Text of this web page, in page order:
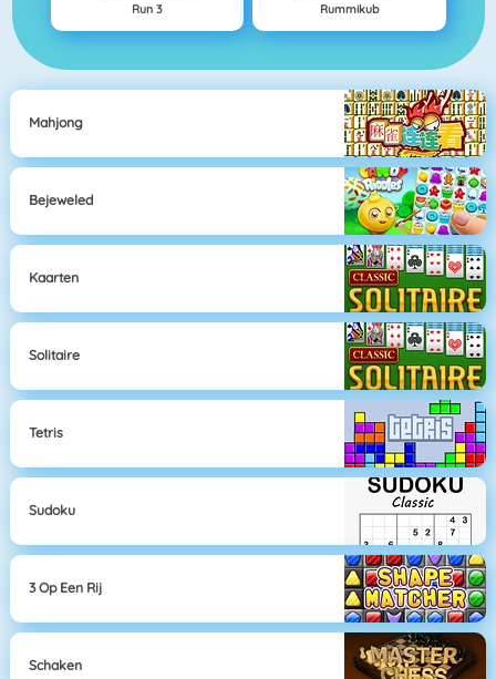
Run 3 Rummikub
Mahjong
Bejeweled
Kaarten
Solitaire
Tetris
Sudoku
3 Op Een Rij
Schaken